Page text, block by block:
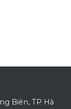
Biên, TP Hà